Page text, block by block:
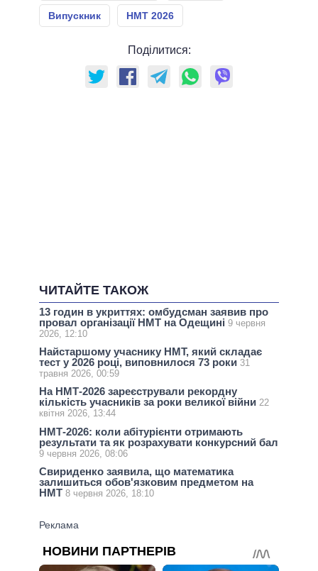
Випускник НМТ 2026
Поділитися:
ЧИТАЙТЕ ТАКОЖ
13 годин в укриттях: омбудсман заявив про
провал організації НМТ на Одещині 9 червня
2026, 12:10
Найстаршому учаснику НМТ, який складає
тест у 2026 році, виповнилося 73 роки 31
травня 2026, 00:59
На НМТ-2026 зареєстрували рекордну
кількість учасників за роки великої війни 22
квітня 2026, 13:44
НМТ-2026: коли абітурієнти отримають
результати та як розрахувати конкурсний бал
9 червня 2026, 08:06
Свириденко заявила, що математика
залишиться обов'язковим предметом на
НМТ 8 червня 2026, 18:10